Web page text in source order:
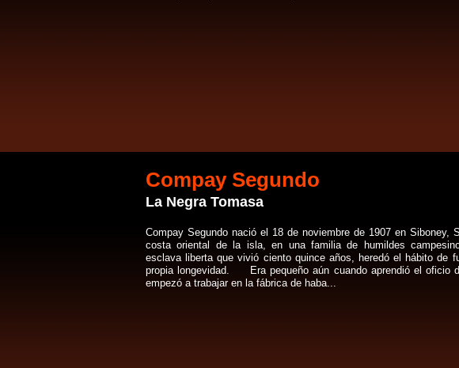
Compay Segundo
La Negra Tomasa
Compay Segundo nació el 18 de noviembre de 1907 en Siboney,
costa oriental de la isla, en una familia de humildes
esclava liberta que vivió ciento quince años, heredó el hábito de
propia longevidad. Era pequeño aún cuando aprendió el oficio
empezó a trabajar en la fábrica de haba...